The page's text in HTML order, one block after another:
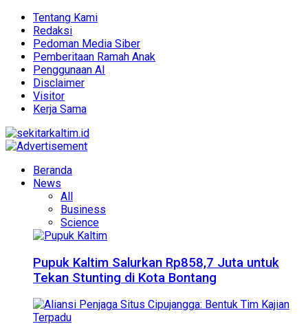
Tentang Kami
Redaksi
Pedoman Media Siber
Pemberitaan Ramah Anak
Penggunaan AI
Disclaimer
Visitor
Kerja Sama
Beranda
News
All
Business
Science
Pupuk Kaltim Salurkan Rp858,7 Juta untuk
Tekan Stunting di Kota Bontang